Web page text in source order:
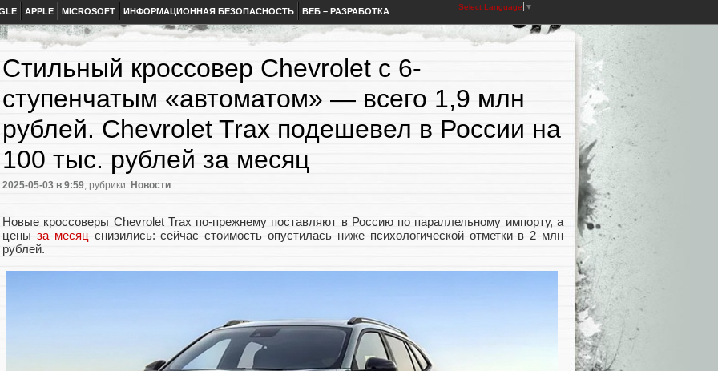
APPLE MICROSOFT ИНФОРМАЦИОННАЯ БЕЗОПАСНОСТЬ ВЕБ – РАЗРАБОТКА Select Language ▼
Стильный кроссовер Chevrolet с 6-
ступенчатым «автоматом» — всего 1,9 млн
рублей. Chevrolet Trax подешевел в России на
100 тыс. рублей за месяц
2025-05-03 в 9:59, рубрики: Новости
Новые кроссоверы Chevrolet Trax по-прежнему поставляют в Россию по параллельному импорту, а
цены за месяц снизились: сейчас стоимость опустилась ниже психологической отметки в 2 млн
рублей.